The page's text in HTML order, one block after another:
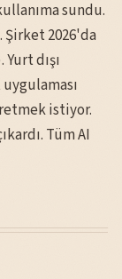
sundu.
Şirket 2026'da
dışı
istiyor.
Tüm AI